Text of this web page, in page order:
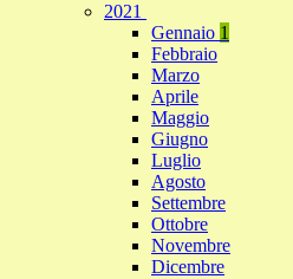
2021
Gennaio 1
Febbraio
Marzo
Aprile
Maggio
Giugno
Luglio
Agosto
Settembre
Ottobre
Novembre
Dicembre